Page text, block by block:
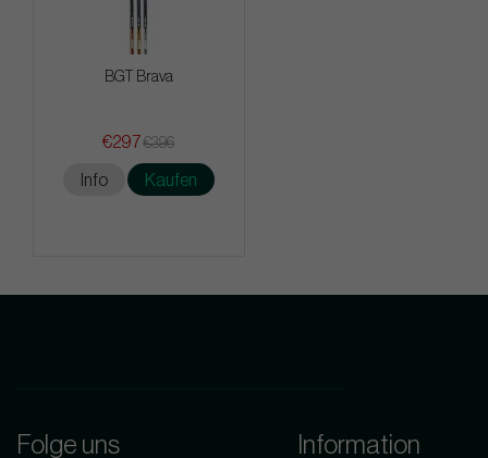
BGT Brava
€297€396
Info Kaufen
Folge uns Information